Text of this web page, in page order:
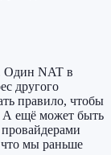
Один NAT в
другого
правило, чтобы
А ещё может быть
что мы раньше